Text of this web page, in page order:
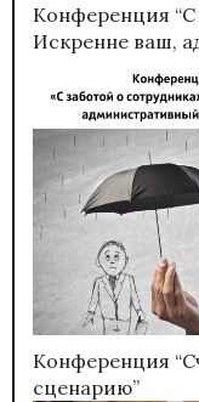
Конференция “С
Искренне ваш,
Конференция
сценарию”